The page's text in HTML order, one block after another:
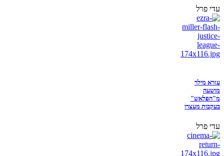
עדי פרל
עזרא מילר
מושעה
מ"הפלאש"
בעקבות מעצרו
עדי פרל